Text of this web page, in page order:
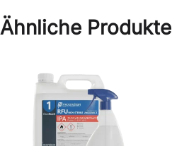
Ähnliche Produkte